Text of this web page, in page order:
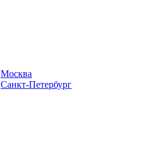
Москва
Санкт-Петербург